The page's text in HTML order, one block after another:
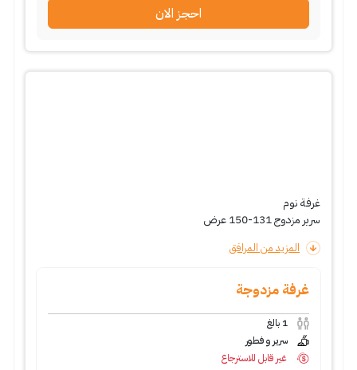
احجز الان
غرفة نوم
سرير مزدوج 131-150 عرض
المزيد من المرافق
غرفة مزدوجة
1 بالغ
سرير و فطور
غير قابل للاسترجاع